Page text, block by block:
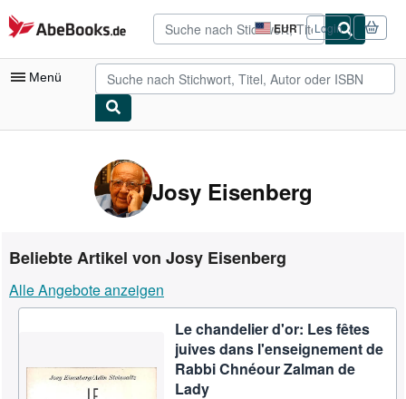
Zum Hauptinhalt
AbeBooks.de EUR
Seite
der
Einkaufseinstellungen.
Login
Menü
Meine Bestellungen
Kunst & Sammlerstücke
Verkäufer werden
Josy Eisenberg
Beliebte Artikel von Josy Eisenberg
Alle Angebote anzeigen
Le chandelier d'or: Les fêtes
juives dans l'enseignement de
Rabbi Chnéour Zalman de
Lady